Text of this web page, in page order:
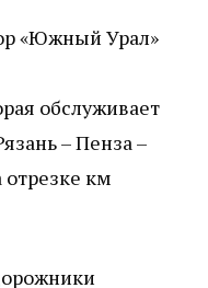
«Южный Урал»
обслуживает
– Пенза –
отрезке км